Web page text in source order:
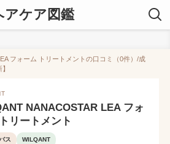
アケア図鑑
フォーム トリートメントの口コミ（0件）/成
NANACOSTAR LEA フォ
リートメント
ス WILQANT